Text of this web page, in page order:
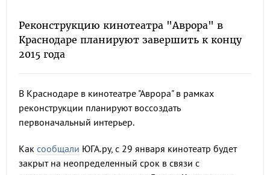
Реконструкцию кинотеатра "Аврора" в
Краснодаре планируют завершить к концу
2015 года
В Краснодаре в кинотеатре "Аврора" в рамках
реконструкции планируют воссоздать
первоначальный интерьер.
Как сообщали ЮГА.ру, с 29 января кинотеатр будет
закрыт на неопределенный срок в связи с